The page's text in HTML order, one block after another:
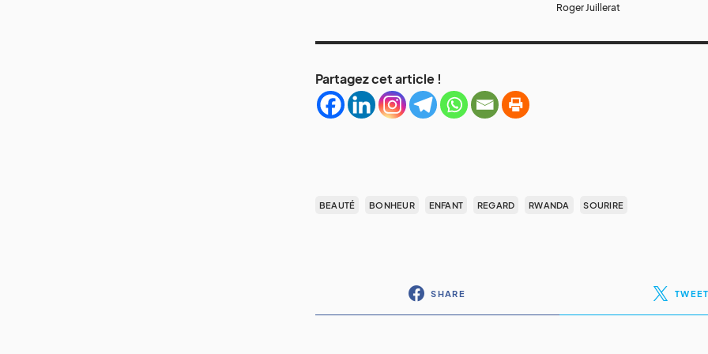
Roger Juillerat
Partagez cet article !
BEAUTÉ BONHEUR ENFANT REGARD RWANDA SOURIRE
SHARE